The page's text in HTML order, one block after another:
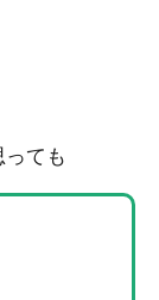
ても